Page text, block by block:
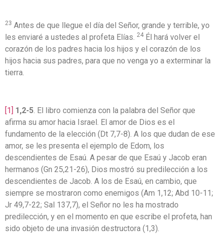
23 Antes de que llegue el día del Señor, grande y terrible, yo
les enviaré a ustedes al profeta Elías. 24 Él hará volver el
corazón de los padres hacia los hijos y el corazón de los
hijos hacia sus padres, para que no venga yo a exterminar la
tierra.
[1] 1,2-5. El libro comienza con la palabra del Señor que
afirma su amor hacia Israel. El amor de Dios es el
fundamento de la elección (Dt 7,7-8). A los que dudan de ese
amor, se les presenta el ejemplo de Edom, los
descendientes de Esaú. A pesar de que Esaú y Jacob eran
hermanos (Gn 25,21-26), Dios mostró su predilección a los
descendientes de Jacob. A los de Esaú, en cambio, que
siempre se mostraron como enemigos (Am 1,12; Abd 10-11;
Jr 49,7-22; Sal 137,7), el Señor no les ha mostrado
predilección, y en el momento en que escribe el profeta, han
sido objeto de una invasión destructora (1,3).